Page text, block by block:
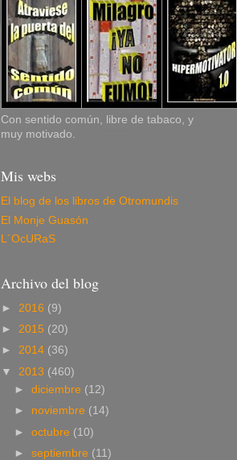
Con sentido común, libre de tabaco, y
muy motivado.
Mis webs
El blog de los libros de Otromundis
El Monje Guasón
L´OcURaS
Archivo del blog
► 2016 (9)
► 2015 (20)
► 2014 (36)
▼ 2013 (460)
►diciembre (12)
► noviembre (14)
►octubre (10)
►septiembre (11)